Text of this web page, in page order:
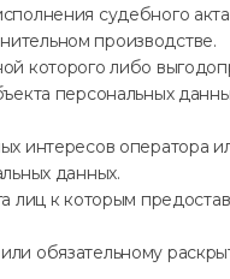
судебного
производстве.
которого либо
персональных
интересов оператора
данных.
лиц к которым
обязательному